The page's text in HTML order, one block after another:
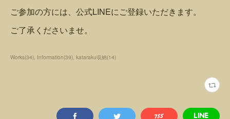
ご参加の方には、公式LINEにご登録いただきます。
ご了承くださいませ。
Works(34) Information(39) kataraku収納(14)